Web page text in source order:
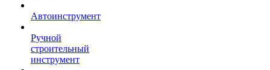
Автоинструмент
Ручной
строительный
инструмент